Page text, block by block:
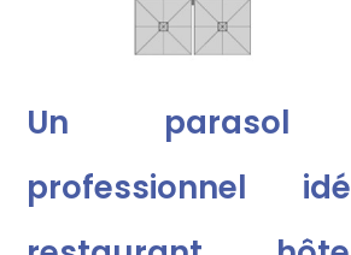
Un parasol
professionnel